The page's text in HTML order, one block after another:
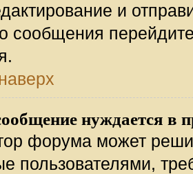
и
сообщения
нуждается в
форума может
пользователями,